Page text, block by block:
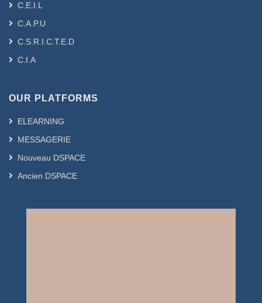
C.E.I.L
C.A.P.U
C.S.R.I.C.T.E.D
C.I.A
OUR PLATFORMS
ELEARNING
MESSAGERIE
Nouveau DSPACE
Ancien DSPACE